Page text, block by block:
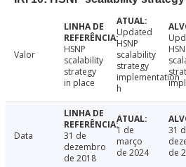
Valor
HSNP
scalability
strategy
in place
Updated
HSNP
scalability
strategy
implementation
h
Data
31 de
dezembro
de 2018
1 de
março
de 2024
31
de